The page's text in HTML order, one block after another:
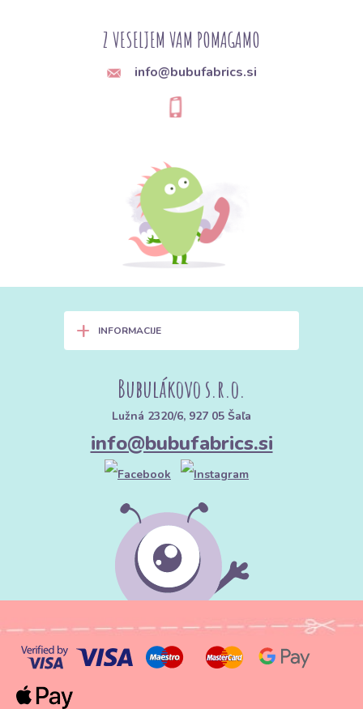
Zaradi bambusovih vlaken je še bolj vpojen,
mehkejši in ima naravne antibakterijske lastnosti. Odličen za ljudi
Stretch frotir (Frotirni pletenina):
Frotir z membrano (Nepremočljiv):Na eni strani ima
neprepustno, a zračno PU plast. Uporablja se za zaščito vzmetnic
ali podloge za previjanje.
2. Tehnični parametri: Vpojnost in
gramatura
Pri frotirju je gramatura neposreden pokazatelj kakovosti in
sposobnosti "pitja" vode:
Lažji stretch frotir, primeren za oblačila, slinčke ali
lahke kopalne plašče.
Standard za kakovostne brisače in kopalne plašče za
Luksuzen, debel frotir z visoko vpojnostjo, kakršnega
najdete v vrhunskih hotelih.
Bombaž je osnova, vendar bambus poveča mehkobo in
vpojnost. Majhen dodatek poliestra v osnovi (ne v zankah!)
poveča stabilnost oblike in trpežnost blaga.
3. Nasveti za šivanje: Pripravite
se na "mucke"
Šivanje frotirja ima svoje specifičnosti, na katere se je dobro
vnaprej pripraviti:
Z VESELJEM VAM POMAGAMO
info@bubufabrics.si
+ INFORMACIJE
Bubulákovo s.r.o.
Lužná 2320/6, 927 05 Šaľa
info@bubufabrics.si